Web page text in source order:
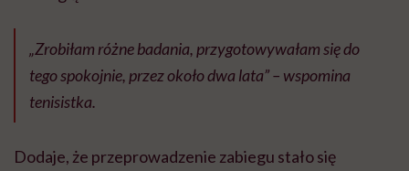
„Zrobiłam różne badania, przygotowywałam się do
tego spokojnie, przez około dwa lata” – wspomina
tenisistka.
Dodaje, że przeprowadzenie zabiegu stało się